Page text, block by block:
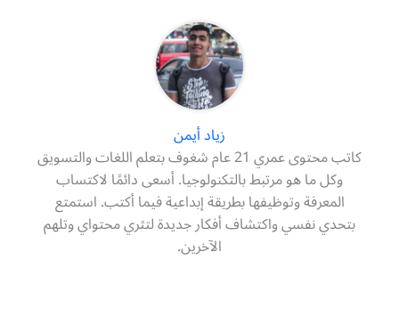
زياد أيمن
كاتب محتوى عمري 21 عام شغوف بتعلم اللغات والتسويق
وكل ما هو مرتبط بالتكنولوجيا. أسعى دائمًا لاكتساب
المعرفة وتوظيفها بطريقة إبداعية فيما أكتب. استمتع
بتحدي نفسي واكتشاف أفكار جديدة لتثري محتواي وتلهم
الآخرين.